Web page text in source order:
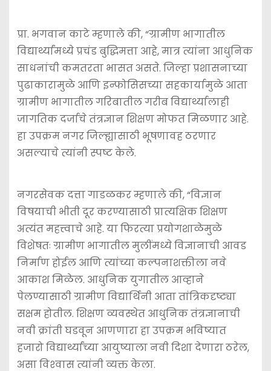
प्रा. भगवान काटे म्हणाले की, “ग्रामीण भागातील
विद्यार्थ्यांमध्ये प्रचंड बुद्धिमत्ता आहे, मात्र त्यांना आधुनिक
साधनांची कमतरता भासत असते. जिल्हा प्रशासनाच्या
पुढाकारामुळे आणि इन्फोसिसच्या सहकार्यामुळे आता
ग्रामीण भागातील गरिबातील गरीब विद्यार्थ्यालाही
जागतिक दर्जाचे तंत्रज्ञान शिक्षण मोफत मिळणार आहे.
हा उपक्रम नगर जिल्ह्यासाठी भूषणावह ठरणार
असल्याचे त्यांनी स्पष्ट केले.
नगरसेवक दत्ता गाडळकर म्हणाले की, “विज्ञान
विषयाची भीती दूर करण्यासाठी प्रात्यक्षिक शिक्षण
अत्यंत महत्त्वाचे आहे. या फिरत्या प्रयोगशाळेमुळे
विशेषतः ग्रामीण भागातील मुलींमध्ये विज्ञानाची आवड
निर्माण होईल आणि त्यांच्या कल्पनाशक्तीला नवे
आकाश मिळेल. आधुनिक युगातील आव्हाने
पेलण्यासाठी ग्रामीण विद्यार्थिनी आता तांत्रिकदृष्ट्या
सक्षम होतील. शिक्षण व्यवस्थेत आधुनिक तंत्रज्ञानाची
नवी क्रांती घडवून आणणारा हा उपक्रम भविष्यात
हजारो विद्यार्थ्यांच्या आयुष्याला नवी दिशा देणारा ठरेल,
असा विश्‍वास त्यांनी व्यक्त केला.